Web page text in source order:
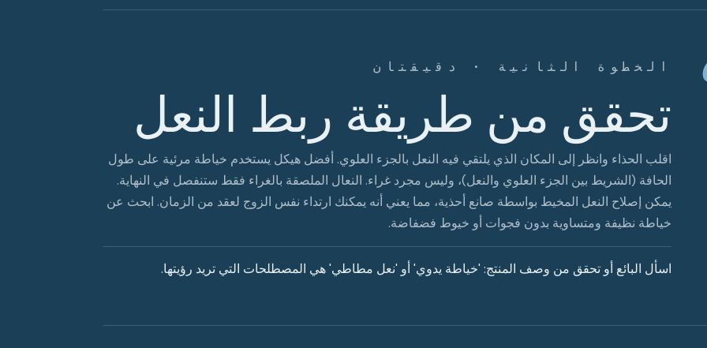
الخطوة الثانية · دقيقتان
تحقق من طريقة ربط النعل
اقلب الحذاء وانظر إلى المكان الذي يلتقي فيه النعل بالجزء العلوي. أفضل هيكل يستخدم خياطة مرئية على طول
الحافة (الشريط بين الجزء العلوي والنعل)، وليس مجرد غراء. النعال الملصقة بالغراء فقط ستنفصل في النهاية.
يمكن إصلاح النعل المخيط بواسطة صانع أحذية، مما يعني أنه يمكنك ارتداء نفس الزوج لعقد من الزمان. ابحث عن
خياطة نظيفة ومتساوية بدون فجوات أو خيوط فضفاضة.
اسأل البائع أو تحقق من وصف المنتج: 'خياطة يدوي' أو 'نعل مطاطي' هي المصطلحات التي تريد رؤيتها.